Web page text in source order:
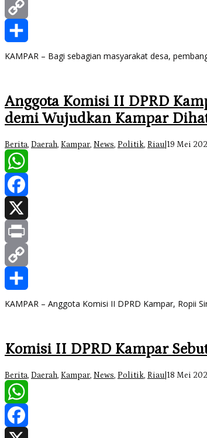
Print
Copy
Link
Share
KAMPAR – Bagi sebagian masyarakat desa,
Anggota Komisi II DPRD
demi Wujudkan Kampar
Berita, Daerah, Kampar, News, Politik, Riau 19 Mei
WhatsApp
Facebook
X
Print
Copy
Link
Share
KAMPAR – Anggota Komisi II DPRD Kampar, Ropii
Komisi II DPRD Kampar
Berita, Daerah, Kampar, News, Politik, Riau 18 Mei
WhatsApp